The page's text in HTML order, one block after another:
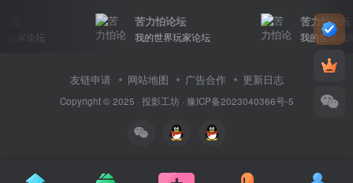
玩家论坛
苦力怕论坛
我的世界玩家论坛
苦力怕论坛
我的世界玩
友链申请 网站地图 广告合作 更新日志
Copyright © 2025 · 投影工坊· 豫ICP备2023040366号-5